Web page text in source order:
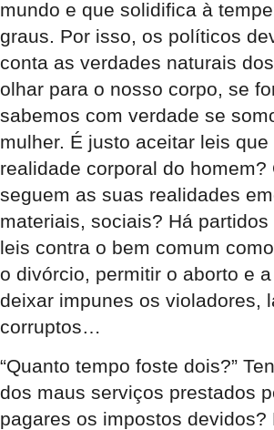
mundo e que solidifica à
graus. Por isso, os políticos
conta as verdades naturais
olhar para o nosso corpo, se
sabemos com verdade se
mulher. É justo aceitar leis que
realidade corporal do homem?
seguem as suas realidades
materiais, sociais? Há
leis contra o bem comum
o divórcio, permitir o aborto e a
deixar impunes os violadores,
corruptos…
“Quanto tempo foste dois?”
dos maus serviços prestados
pagares os impostos devidos?